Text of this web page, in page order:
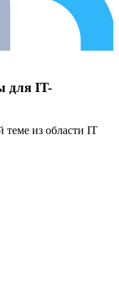
для IT-
из области IT